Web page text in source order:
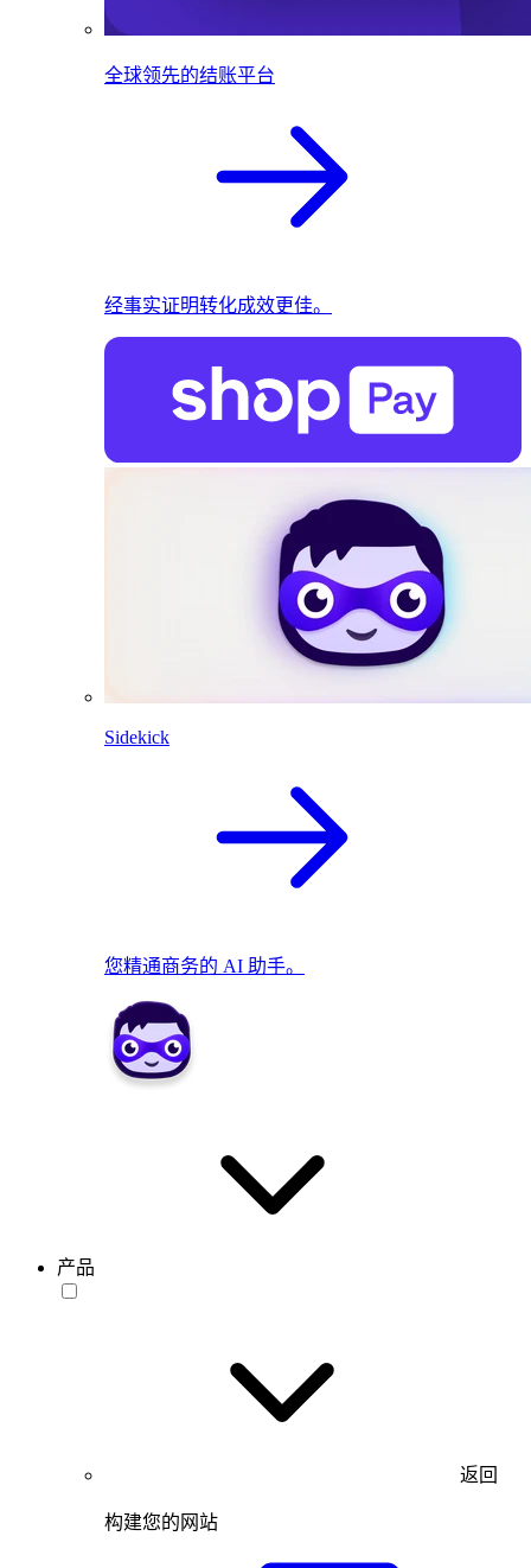
全球领先的结账平台
经事实证明转化成效更佳。
Sidekick
您精通商务的 AI 助手。
产品
返回
构建您的网站